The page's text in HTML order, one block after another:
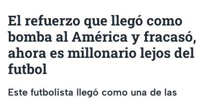
El refuerzo que llegó como
bomba al América y fracasó,
ahora es millonario lejos del
futbol
Este futbolista llegó como una de las